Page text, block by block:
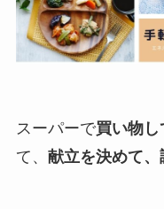
スーパーで買い物し
て、 献立を決めて、